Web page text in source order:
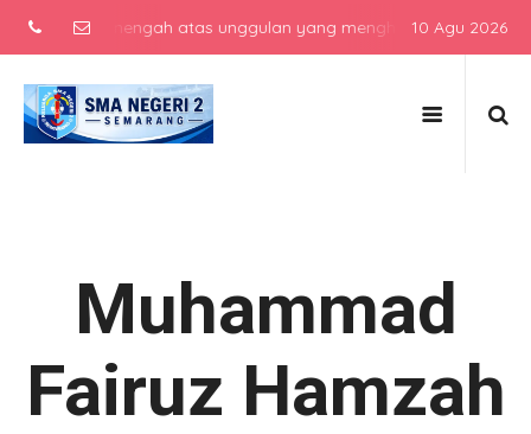
menengah atas unggulan yang menghasilkan lulusan
10 Agu 2026
Muhammad
Fairuz Hamzah